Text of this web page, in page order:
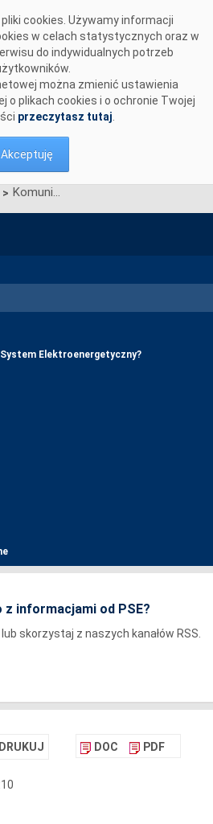
cookies. Używamy informacji
w celach statystycznych oraz w
do indywidualnych potrzeb
można zmienić ustawienia
o plikach cookies i o ochronie Twojej
przeczytasz tutaj
Akceptuję
> Komunikat Operatora Systemu Przesyłowego z dnia 5 stycznia 2016 r. o aktualnej sytuacji w Krajowym Systemie Elektroenergetycznym
Elektroenergetyczny?
z informacjami od PSE?
skorzystaj z naszych kanałów RSS.
DRUKUJ DOC PDF